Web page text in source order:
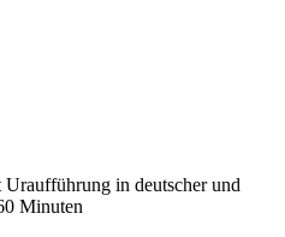
Uraufführung in deutscher und
Minuten